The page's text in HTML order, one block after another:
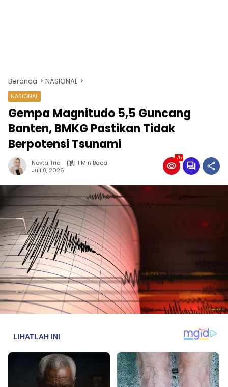
Beranda NASIONAL
NASIONAL
Gempa Magnitudo 5,5 Guncang
Banten, BMKG Pastikan Tidak
Berpotensi Tsunami
Novta Tria
1 Min Baca
Juli 8, 2026
75